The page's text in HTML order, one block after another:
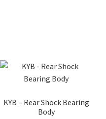
KYB – Rear Shock Bearing
Body